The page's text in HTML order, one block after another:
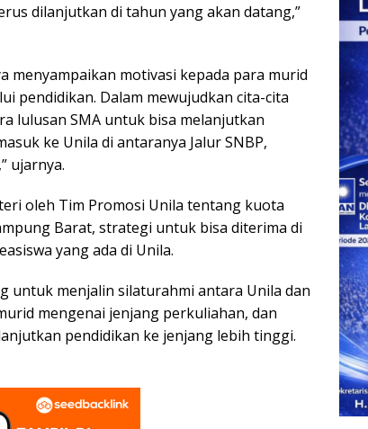
dilanjutkan di tahun yang akan datang,”
menyampaikan motivasi kepada para murid
pendidikan. Dalam mewujudkan cita-cita
lulusan SMA untuk bisa melanjutkan
ke Unila di antaranya Jalur SNBP,
ujarnya.
oleh Tim Promosi Unila tentang kuota
Barat, strategi untuk bisa diterima di
yang ada di Unila.
untuk menjalin silaturahmi antara Unila dan
mengenai jenjang perkuliahan, dan
pendidikan ke jenjang lebih tinggi.